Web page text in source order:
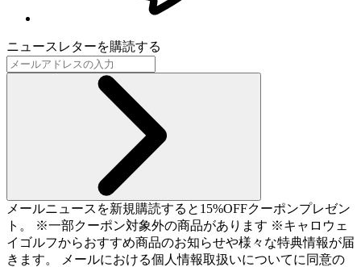
ニュースレターを購読する
メールニュースを新規購読すると15%OFFクーポンプレゼン
ト。 ※一部クーポン対象外の商品があります ※キャロウェ
イゴルフからおすすめ商品のお知らせや様々な特典情報が届
きます。 メールにおける個人情報取扱いについてに同意の